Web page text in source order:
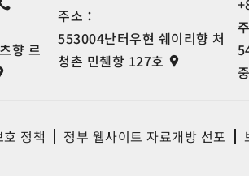
향 르
주소：
553004난터우현 쉐이리향 처
청촌 민췐항 127호
정책 정부 웹사이트 자료개방 선포